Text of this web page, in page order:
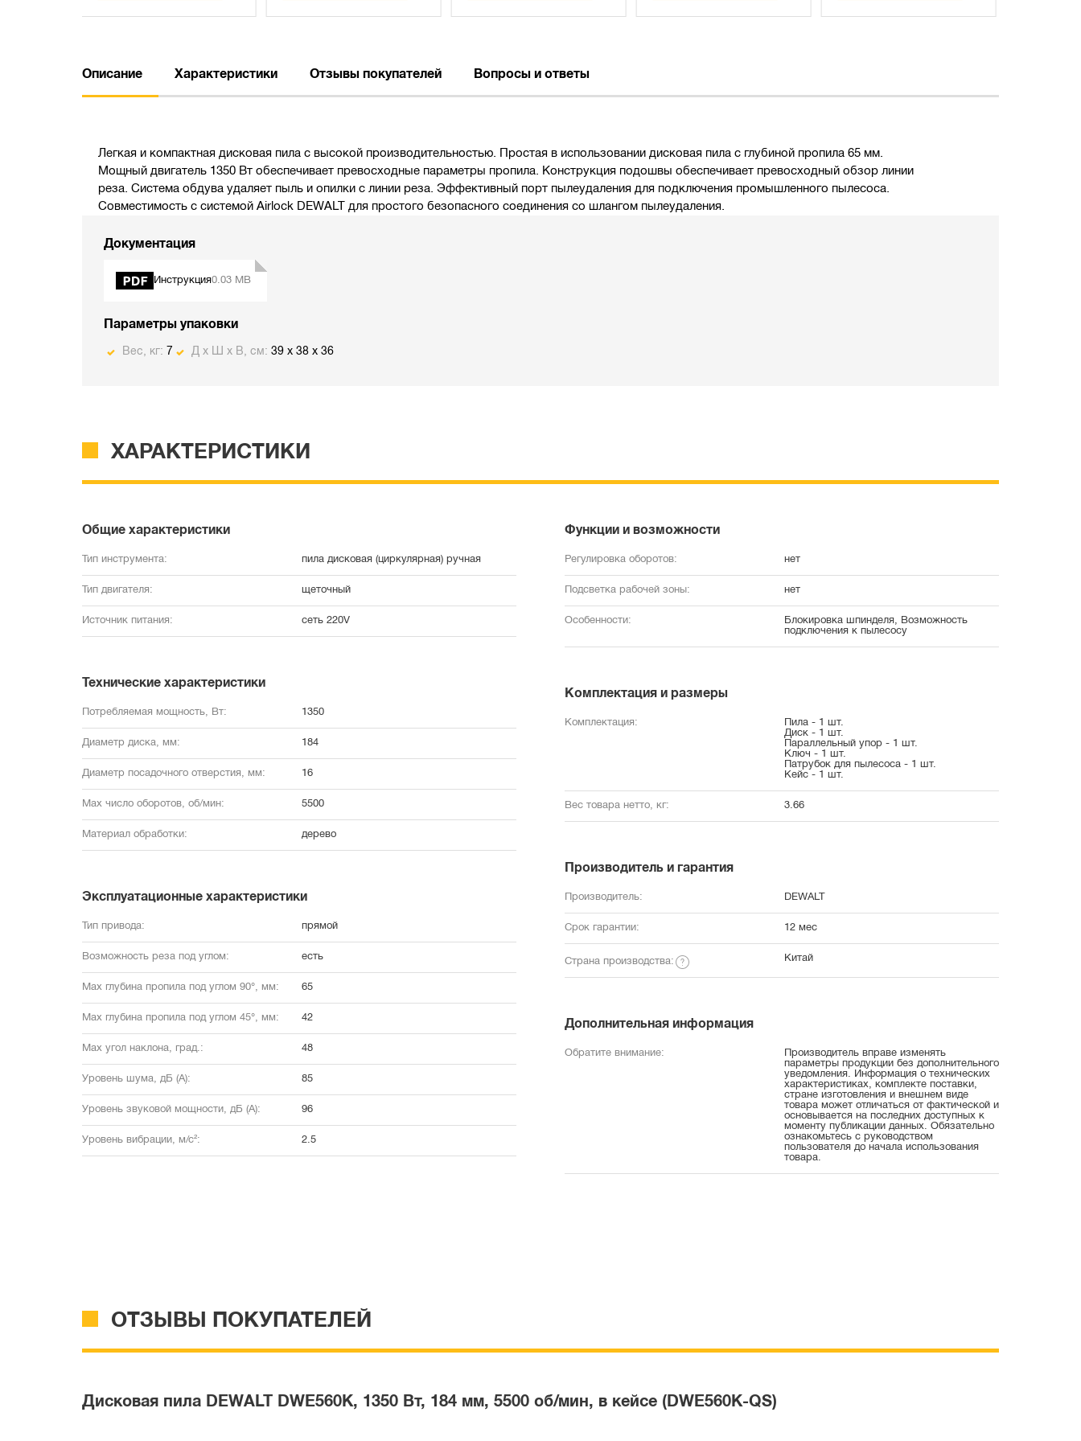
Описание Характеристики Отзывы покупателей Вопросы и ответы
Легкая и компактная дисковая пила с высокой производительностью. Простая в использовании дисковая пила с глубиной пропила 65 мм.
Мощный двигатель 1350 Вт обеспечивает превосходные параметры пропила. Конструкция подошвы обеспечивает превосходный обзор линии
реза. Система обдува удаляет пыль и опилки с линии реза. Эффективный порт пылеудаления для подключения промышленного пылесоса.
Совместимость с системой Аirlock DEWALT для простого безопасного соединения со шлангом пылеудаления.
Документация
Инструкция0.03 MB
Параметры упаковки
Вес, кг: 7 Д х Ш х В, см: 39 x 38 x 36
ХАРАКТЕРИСТИКИ
Общие характеристики
Тип инструмента: пила дисковая (циркулярная) ручная
Тип двигателя: щеточный
Источник питания: сеть 220V
Технические характеристики
Потребляемая мощность, Вт: 1350
Диаметр диска, мм: 184
Диаметр посадочного отверстия, мм: 16
Max число оборотов, об/мин: 5500
Материал обработки: дерево
Эксплуатационные характеристики
Тип привода: прямой
Возможность реза под углом: есть
Max глубина пропила под углом 90°, мм: 65
Max глубина пропила под углом 45°, мм: 42
Max угол наклона, град.: 48
Уровень шума, дБ (А): 85
Уровень звуковой мощности, дБ (А): 96
Уровень вибрации, м/с²: 2.5
Функции и возможности
Регулировка оборотов: нет
Подсветка рабочей зоны: нет
Особенности:
Блокировка шпинделя, Возможность
подключения к пылесосу
Комплектация и размеры
Комплектация:
Пила - 1 шт.
Диск - 1 шт.
Параллельный упор - 1 шт.
Ключ - 1 шт.
Патрубок для пылесоса - 1 шт.
Кейс - 1 шт.
Вес товара нетто, кг: 3.66
Производитель и гарантия
Производитель: DEWALT
Срок гарантии: 12 мес
Страна производства: Китай
Дополнительная информация
Обратите внимание:
Производитель вправе изменять
параметры продукции без дополнительного
уведомления. Информация о технических
характеристиках, комплекте поставки,
стране изготовления и внешнем виде
товара может отличаться от фактической и
основывается на последних доступных к
моменту публикации данных. Обязательно
ознакомьтесь с руководством
пользователя до начала использования
товара.
ОТЗЫВЫ ПОКУПАТЕЛЕЙ
Дисковая пила DEWALT DWE560K, 1350 Вт, 184 мм, 5500 об/мин, в кейсе (DWE560K-QS)